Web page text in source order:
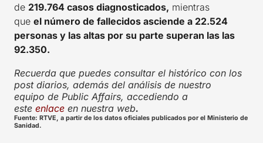
de 219.764 casos diagnosticados, mientras
que el número de fallecidos asciende a 22.524
personas y las altas por su parte superan las las
92.350.
Recuerda que puedes consultar el histórico con los
post diarios, además del análisis de nuestro
equipo de Public Affairs, accediendo a
este enlace en nuestra web.
Fuente: RTVE, a partir de los datos oficiales publicados por el Ministerio de
Sanidad.